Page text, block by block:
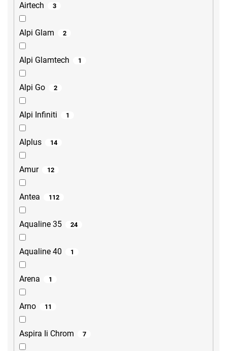
Airtech 3
Alpi Glam 2
Alpi Glamtech 1
Alpi Go 2
Alpi Infiniti 1
Alplus 14
Amur 12
Antea 112
Aqualine 35 24
Aqualine 40 1
Arena 1
Arno 11
Aspira Ii Chrom 7